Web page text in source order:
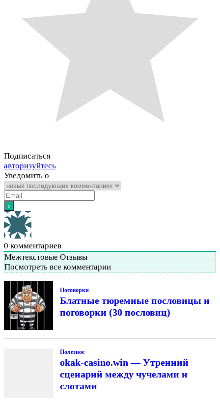
Подписаться
авторизуйтесь
Уведомить о
0 комментариев
Межтекстовые Отзывы
Посмотреть все комментарии
Поговорки
Блатные тюремные пословицы и
поговорки (30 пословиц)
Полезное
okak-casino.win — Утренний
сценарий между чучелами и
слотами